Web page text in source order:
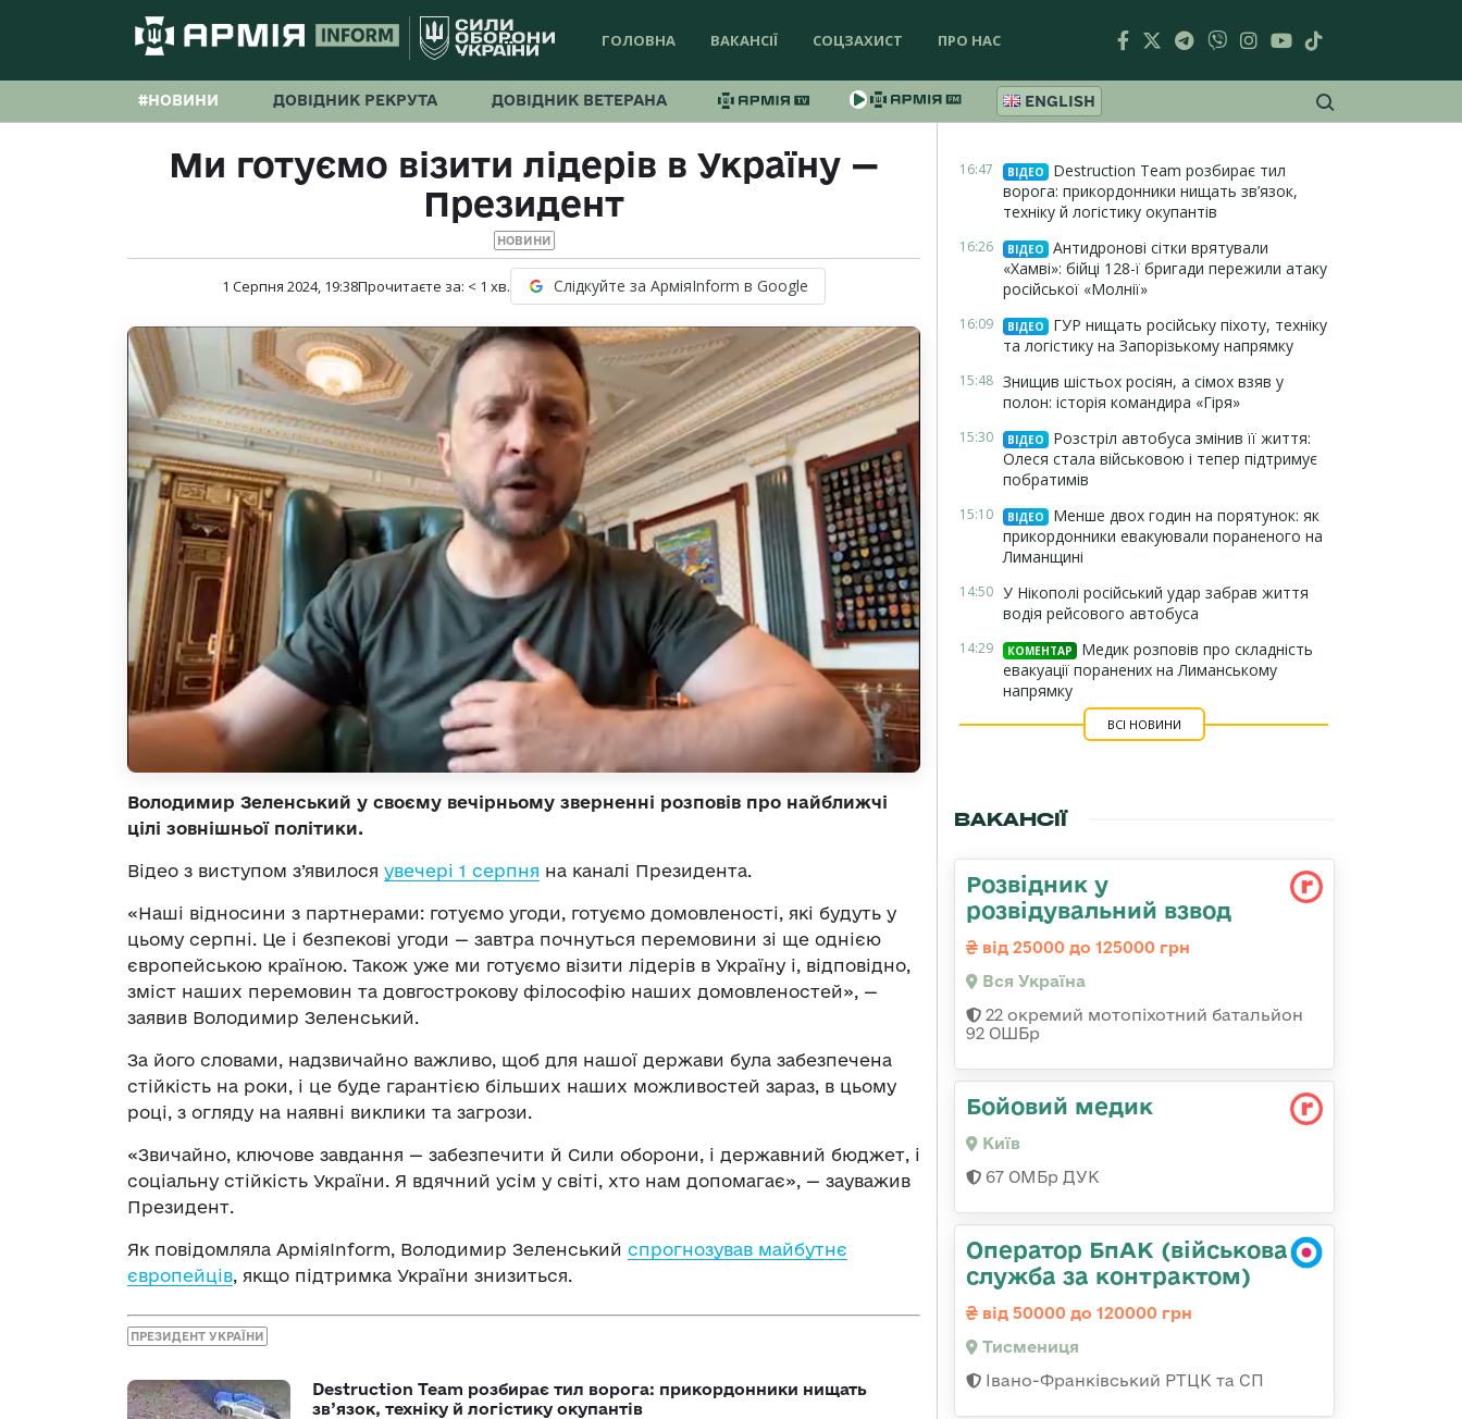
ГОЛОВНА ВАКАНСІЇ СОЦЗАХИСТ ПРО НАС
#НОВИНИ ДОВІДНИК РЕКРУТА ДОВІДНИК ВЕТЕРАНА ENGLISH
Ми готуємо візити лідерів в Україну —
Президент
НОВИНИ
1 Серпня 2024, 19:38Прочитаєте за: < 1 хв. Слідкуйте за АрміяInform в Google
Володимир Зеленський у своєму вечірньому зверненні розповів про найближчі
цілі зовнішньої політики.
Відео з виступом з’явилося увечері 1 серпня на каналі Президента.
«Наші відносини з партнерами: готуємо угоди, готуємо домовленості, які будуть у
цьому серпні. Це і безпекові угоди — завтра почнуться перемовини зі ще однією
європейською країною. Також уже ми готуємо візити лідерів в Україну і, відповідно,
зміст наших перемовин та довгострокову філософію наших домовленостей», —
заявив Володимир Зеленський.
За його словами, надзвичайно важливо, щоб для нашої держави була забезпечена
стійкість на роки, і це буде гарантією більших наших можливостей зараз, в цьому
році, з огляду на наявні виклики та загрози.
«Звичайно, ключове завдання — забезпечити й Сили оборони, і державний бюджет, і
соціальну стійкість України. Я вдячний усім у світі, хто нам допомагає», — зауважив
Президент.
Як повідомляла АрміяInform, Володимир Зеленський спрогнозував майбутнє
європейців, якщо підтримка України знизиться.
ПРЕЗИДЕНТ УКРАЇНИ
Destruction Team розбирає тил ворога: прикордонники нищать
зв’язок, техніку й логістику окупантів
16:47 ВІДЕО
Destruction Team розбирає тил
ворога: прикордонники нищать зв’язок,
техніку й логістику окупантів
16:26 ВІДЕО
Антидронові сітки врятували
«Хамві»: бійці 128-ї бригади пережили атаку
російської «Молнії»
16:09 ВІДЕО
ГУР нищать російську піхоту, техніку
та логістику на Запорізькому напрямку
15:48 Знищив шістьох росіян, а сімох взяв у
полон: історія командира «Гіря»
15:30 ВІДЕО
Розстріл автобуса змінив її життя:
Олеся стала військовою і тепер підтримує
побратимів
15:10 ВІДЕО
Менше двох годин на порятунок: як
прикордонники евакуювали пораненого на
Лиманщині
14:50 У Нікополі російський удар забрав життя
водія рейсового автобуса
14:29 КОМЕНТАР
Медик розповів про складність
евакуації поранених на Лиманському
напрямку
ВСІ НОВИНИ
ВАКАНСІЇ
Розвідник у
розвідувальний взвод
від 25000 до 125000 грн
Вся Україна
22 окремий мотопіхотний батальйон
92 ОШБр
Бойовий медик
Київ
67 ОМБр ДУК
Оператор БпАК (військова
служба за контрактом)
від 50000 до 120000 грн
Тисмениця
Івано-Франківський РТЦК та СП